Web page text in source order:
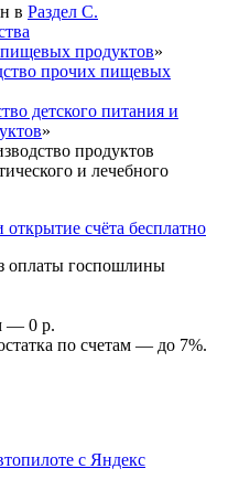
в Раздел C.
продуктов»
прочих пищевых
детского питания и
»
продуктов
и лечебного
счёта бесплатно
оплаты госпошлины
— 0 р.
по счетам — до 7%.
с Яндекс